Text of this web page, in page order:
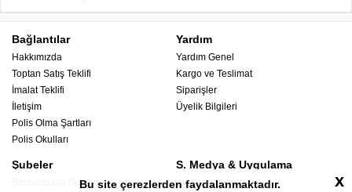
Bağlantılar
Hakkımızda
Toptan Satış Teklifi
İmalat Teklifi
İletişim
Polis Olma Şartları
Polis Okulları
Yardım
Yardım Genel
Kargo ve Teslimat
Siparişler
Üyelik Bilgileri
Şubeler
Bayrampaşa Şubesi
S. Medya & Uygulama
Apple Uygulama
Bu site çerezlerden faydalanmaktadır. x